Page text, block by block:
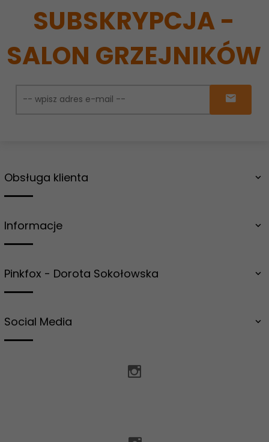
SUBSKRYPCJA -
SALON GRZEJNIKÓW
Obsługa klienta
Informacje
Pinkfox - Dorota Sokołowska
zamowienia@salongrzejnikow.pl
Social Media